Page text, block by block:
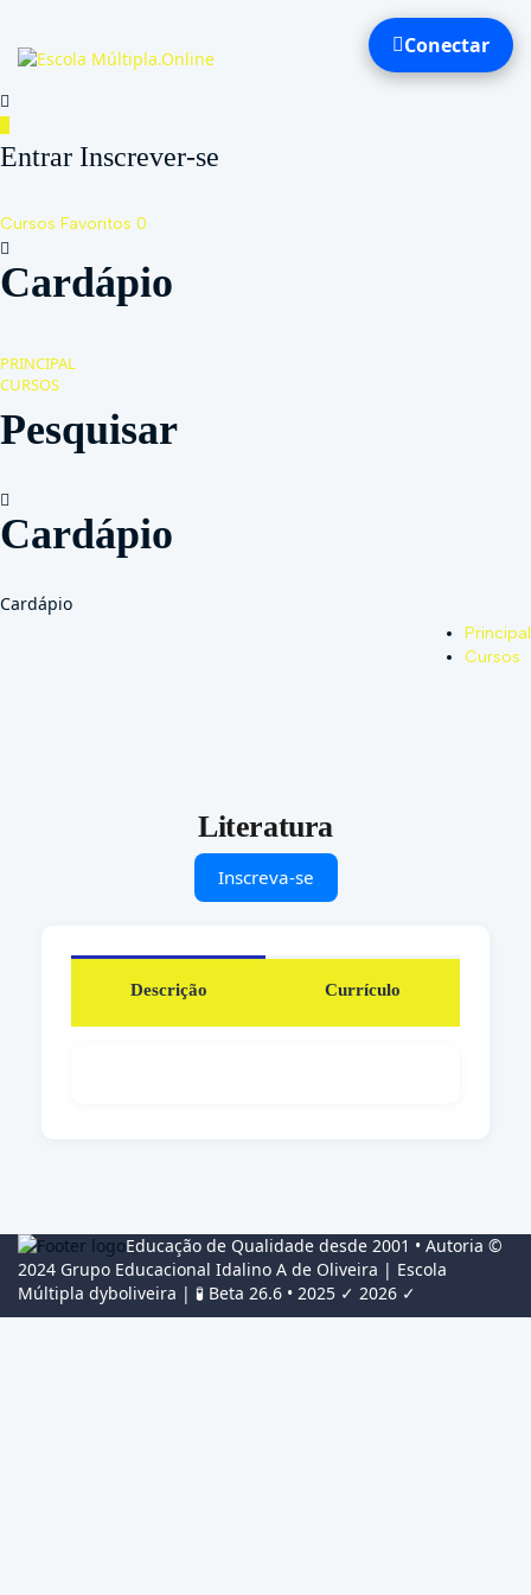
Toggle
Entrar Inscrever-se
Cursos Favoritos 0
Cardápio
PRINCIPAL
CURSOS
Pesquisar
Cardápio
Principal
Cursos
Literatura
Inscreva-se
Descrição Currículo
Educação de Qualidade desde 2001 • Autoria ©
2024 Grupo Educacional Idalino A de Oliveira | Escola
Múltipla dyboliveira | 🧪 Beta 26.6 • 2025 ✓ 2026 ✓
Conectar